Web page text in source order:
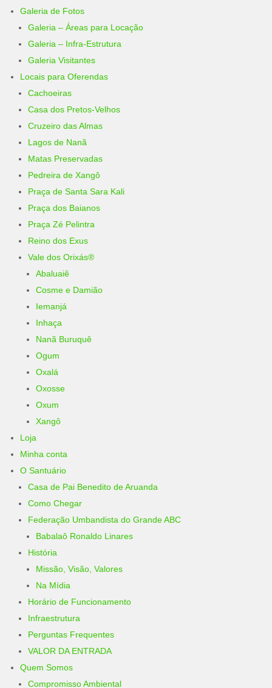
Galeria de Fotos
Galeria – Áreas para Locação
Galeria – Infra-Estrutura
Galeria Visitantes
Locais para Oferendas
Cachoeiras
Casa dos Pretos-Velhos
Cruzeiro das Almas
Lagos de Nanã
Matas Preservadas
Pedreira de Xangô
Praça de Santa Sara Kali
Praça dos Baianos
Praça Zé Pelintra
Reino dos Exus
Vale dos Orixás®
Abaluaiê
Cosme e Damião
Iemanjá
Inhaça
Nanã Buruquê
Ogum
Oxalá
Oxosse
Oxum
Xangô
Loja
Minha conta
O Santuário
Casa de Pai Benedito de Aruanda
Como Chegar
Federação Umbandista do Grande ABC
Babalaô Ronaldo Linares
História
Missão, Visão, Valores
Na Mídia
Horário de Funcionamento
Infraestrutura
Perguntas Frequentes
VALOR DA ENTRADA
Quem Somos
Compromisso Ambiental